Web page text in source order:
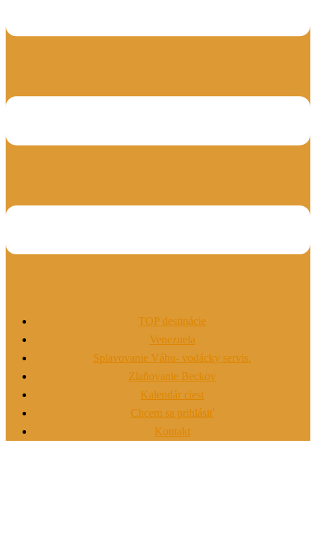
TOP destinácie
Venezuela
Splavovanie Váhu- vodácky servis.
Zlaňovanie Beckov
Kalendár ciest
Chcem sa prihlásiť
Kontakt